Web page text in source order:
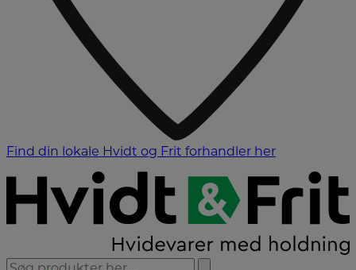
Find din lokale Hvidt og Frit forhandler her